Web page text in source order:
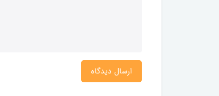
ارسال دیدگاه